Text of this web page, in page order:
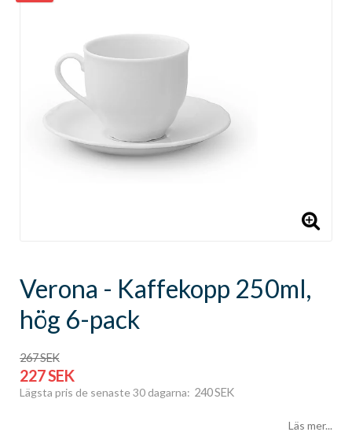
Verona - Kaffekopp 250ml,
hög 6-pack
267 SEK
227 SEK
Lägsta pris de senaste 30 dagarna 240 SEK
Läs mer...